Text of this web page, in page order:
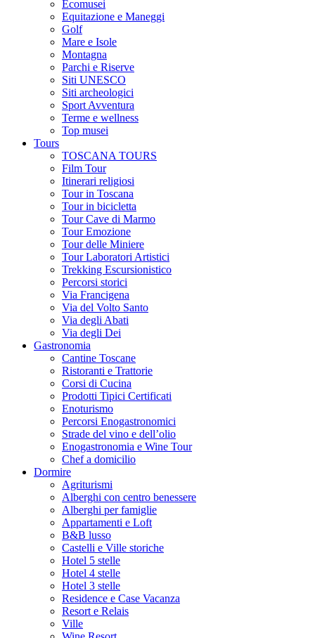
Ecomusei
Equitazione e Maneggi
Golf
Mare e Isole
Montagna
Parchi e Riserve
Siti UNESCO
Siti archeologici
Sport Avventura
Terme e wellness
Top musei
Tours
TOSCANA TOURS
Film Tour
Itinerari religiosi
Tour in Toscana
Tour in bicicletta
Tour Cave di Marmo
Tour Emozione
Tour delle Miniere
Tour Laboratori Artistici
Trekking Escursionistico
Percorsi storici
Via Francigena
Via del Volto Santo
Via degli Abati
Via degli Dei
Gastronomia
Cantine Toscane
Ristoranti e Trattorie
Corsi di Cucina
Prodotti Tipici Certificati
Enoturismo
Percorsi Enogastronomici
Strade del vino e dell’olio
Enogastronomia e Wine Tour
Chef a domicilio
Dormire
Agriturismi
Alberghi con centro benessere
Alberghi per famiglie
Appartamenti e Loft
B&B lusso
Castelli e Ville storiche
Hotel 5 stelle
Hotel 4 stelle
Hotel 3 stelle
Residence e Case Vacanza
Resort e Relais
Ville